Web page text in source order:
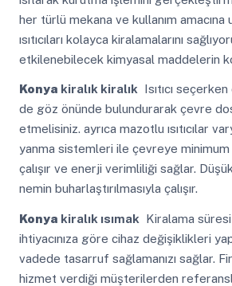
her türlü mekana ve kullanım amacına
ısıtıcıları kolayca kiralamalarını
etkilenebilecek kimyasal maddelerin
Konya kiralık kiralık Isıtıcı
de göz önünde bulundurarak çevre
etmelisiniz. ayrıca mazotlu ısıtıcılar
yanma sistemleri ile çevreye
çalışır ve enerji verimliliği sağlar.
nemin buharlaştırılmasıyla çalışır.
Konya kiralık ısımak Kiralama
ihtiyacınıza göre cihaz değişiklikleri
vadede tasarruf sağlamanızı sağlar.
hizmet verdiği müşterilerden